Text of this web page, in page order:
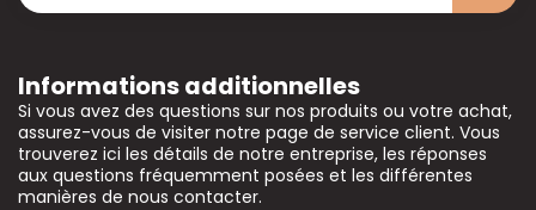
Informations additionnelles
Si vous avez des questions sur nos produits ou votre achat,
assurez-vous de visiter notre page de service client. Vous
trouverez ici les détails de notre entreprise, les réponses
aux questions fréquemment posées et les différentes
manières de nous contacter.